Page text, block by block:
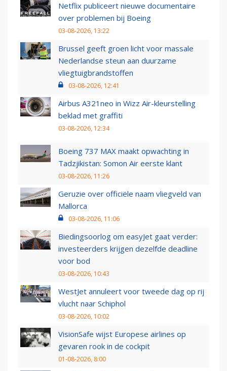
Netflix publiceert nieuwe documentaire
over problemen bij Boeing
03-08-2026, 13:22
Brussel geeft groen licht voor massale
Nederlandse steun aan duurzame
vliegtuigbrandstoffen
03-08-2026, 12:41
Airbus A321neo in Wizz Air-kleurstelling
beklad met graffiti
03-08-2026, 12:34
Boeing 737 MAX maakt opwachting in
Tadzjikistan: Somon Air eerste klant
03-08-2026, 11:26
Geruzie over officiële naam vliegveld van
Mallorca
03-08-2026, 11:06
Biedingsoorlog om easyJet gaat verder:
investeerders krijgen dezelfde deadline
voor bod
03-08-2026, 10:43
WestJet annuleert voor tweede dag op rij
vlucht naar Schiphol
03-08-2026, 10:02
VisionSafe wijst Europese airlines op
gevaren rook in de cockpit
01-08-2026, 8:00